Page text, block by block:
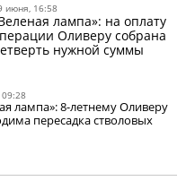
июня, 16:58
лампа»: на оплату
Оливеру собрана
нужной суммы
лампа»: 8-летнему Оливеру
пересадка стволовых